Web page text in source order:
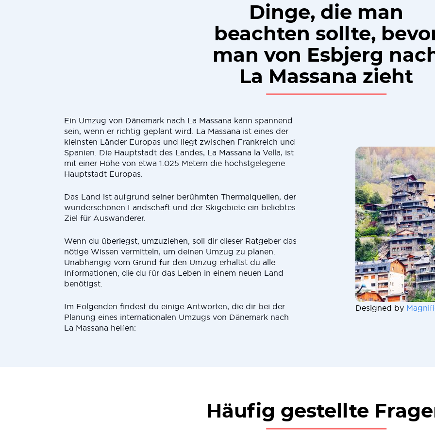
Dinge, die man
beachten sollte,
man von Esbjerg
La Massana zieht
Ein Umzug von Dänemark nach La Massana kann spannend
sein, wenn er richtig geplant wird. La Massana ist eines der
kleinsten Länder Europas und liegt zwischen Frankreich und
Spanien. Die Hauptstadt des Landes, La Massana la Vella, ist
mit einer Höhe von etwa 1.025 Metern die höchstgelegene
Hauptstadt Europas.
Das Land ist aufgrund seiner berühmten Thermalquellen, der
wunderschönen Landschaft und der Skigebiete ein beliebtes
Ziel für Auswanderer.
Wenn du überlegst, umzuziehen, soll dir dieser Ratgeber das
nötige Wissen vermitteln, um deinen Umzug zu planen.
Unabhängig vom Grund für den Umzug erhältst du alle
Informationen, die du für das Leben in einem neuen Land
benötigst.
Im Folgenden findest du einige Antworten, die dir bei der
Planung eines internationalen Umzugs von Dänemark nach
La Massana helfen:
Designed by
Häufig gestellte